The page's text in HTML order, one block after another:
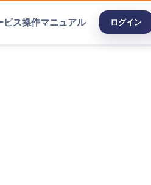
ビス操作マニュアル ログイン